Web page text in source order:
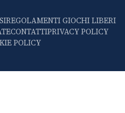
REGOLAMENTI GIOCHI LIBERI
CONTATTIPRIVACY POLICY
POLICY